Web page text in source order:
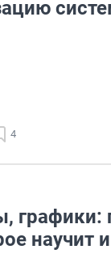
4
графики:
научит